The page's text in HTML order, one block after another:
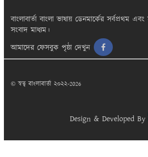
বাংলাবার্তা বাংলা ভাষায় ডেনমার্কের সর্বপ্রথম এবং
সংবাদ মাধ্যম।
আমাদের ফেসবুক পৃষ্ঠা দেখুন
© স্বত্ব বাংলাবার্তা ২০২২-2026
Design & Developed By